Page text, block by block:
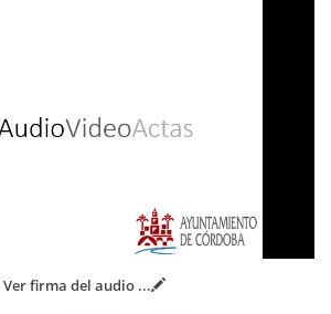
Ver firma del audio ...